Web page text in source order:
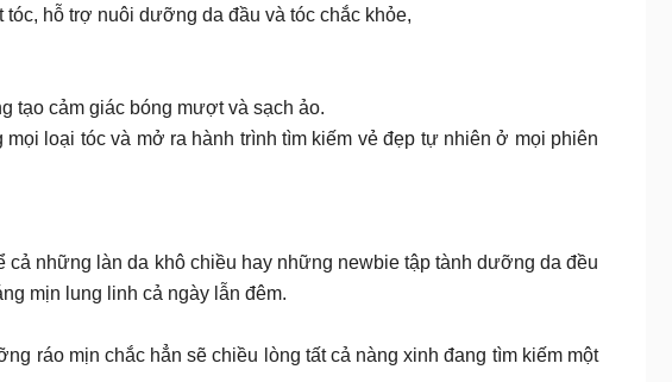
tóc, hỗ trợ nuôi dưỡng da đầu và tóc chắc khỏe,
tạo cảm giác bóng mượt và sạch ảo.
mọi loại tóc và mở ra hành trình tìm kiếm vẻ đẹp tự nhiên ở mọi phiên
những làn da khô chiều hay những newbie tập tành dưỡng da đều
mịn lung linh cả ngày lẫn đêm.
ráo mịn chắc hẳn sẽ chiều lòng tất cả nàng xinh đang tìm kiếm một